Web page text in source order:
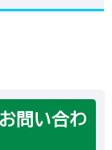
問い合わ